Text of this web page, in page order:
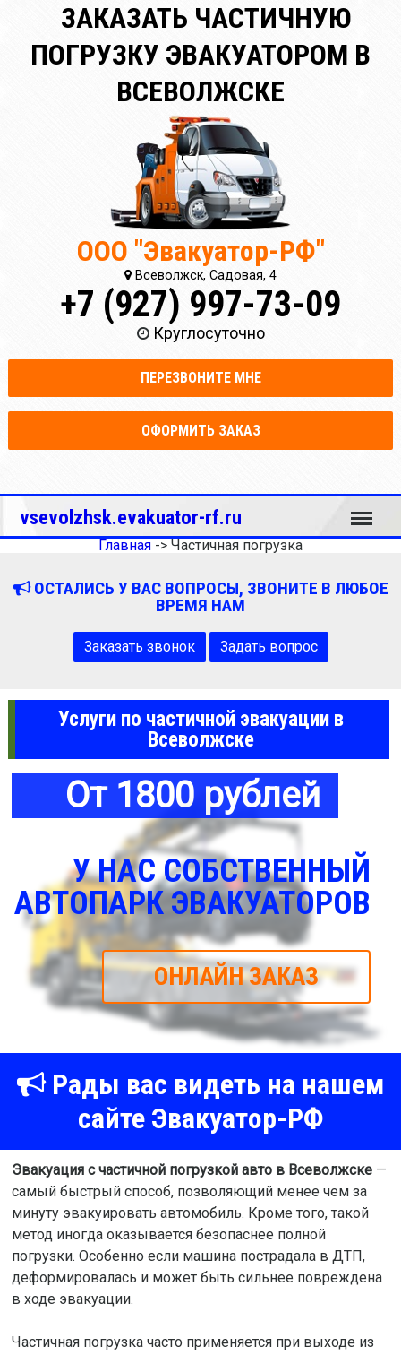
ЗАКАЗАТЬ ЧАСТИЧНУЮ
ПОГРУЗКУ ЭВАКУАТОРОМ В
ВСЕВОЛЖСКЕ
ООО "Эвакуатор-РФ"
Всеволжск, Садовая, 4
+7 (927) 997-73-09
Круглосуточно
ПЕРЕЗВОНИТЕ МНЕ
ОФОРМИТЬ ЗАКАЗ
vsevolzhsk.evakuator-rf.ru Меню
Главная -> Частичная погрузка
ОСТАЛИСЬ У ВАС ВОПРОСЫ, ЗВОНИТЕ В ЛЮБОЕ
ВРЕМЯ НАМ
Заказать звонок Задать вопрос
Услуги по частичной эвакуации в
Всеволжске
От 1800 рублей
У НАС СОБСТВЕННЫЙ
АВТОПАРК ЭВАКУАТОРОВ
ОНЛАЙН ЗАКАЗ
Рады вас видеть на нашем
сайте Эвакуатор-РФ
Эвакуация с частичной погрузкой авто в Всеволжске—
самый быстрый способ, позволяющий менее чем за
минуту эвакуировать автомобиль. Кроме того, такой
метод иногда оказывается безопаснее полной
погрузки. Особенно если машина пострадала в ДТП,
деформировалась и может быть сильнее повреждена
в ходе эвакуации.
Частичная погрузка часто применяется при выходе из